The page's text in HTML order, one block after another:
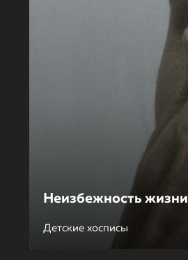
Неизбежность жизни
Детские хосписы